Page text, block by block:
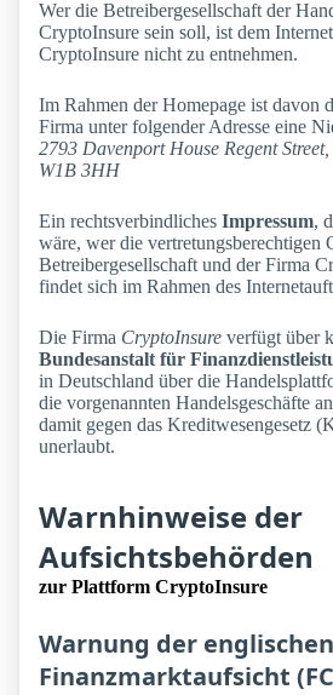
Wer die Betreibergesellschaft der
CryptoInsure sein soll, ist dem
CryptoInsure nicht zu entnehmen.
Im Rahmen der Homepage ist davon
Firma unter folgender Adresse eine
2793 Davenport House Regent
W1B 3HH
Ein rechtsverbindliches Impressum,
wäre, wer die vertretungsberechtigen
Betreibergesellschaft und der Firma
findet sich im Rahmen des
Die Firma CryptoInsure verfügt über
Bundesanstalt für
in Deutschland über die
die vorgenannten Handelsgeschäfte
damit gegen das Kreditwesengesetz
unerlaubt.
Warnhinweise der
Aufsichtsbehörden
zur Plattform CryptoInsure
Warnung der englischen
Finanzmarktaufsicht